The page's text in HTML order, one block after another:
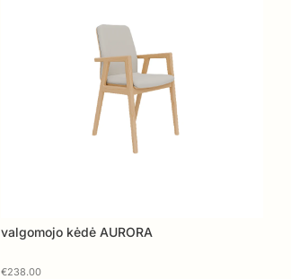
valgomojo kėdė AURORA
€238.00